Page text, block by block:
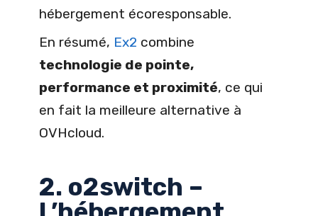
hébergement écoresponsable.
En résumé, Ex2 combine
technologie de pointe,
performance et proximité, ce qui
en fait la meilleure alternative à
OVHcloud.
2. o2switch –